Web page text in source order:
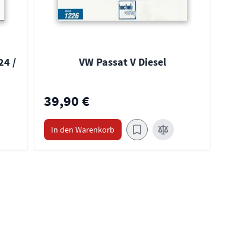
/
VW Passat V Diesel
39,90 €
In den Warenkorb